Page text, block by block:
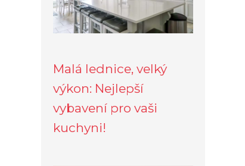
Malá lednice, velký
výkon: Nejlepší
vybavení pro vaši
kuchyni!